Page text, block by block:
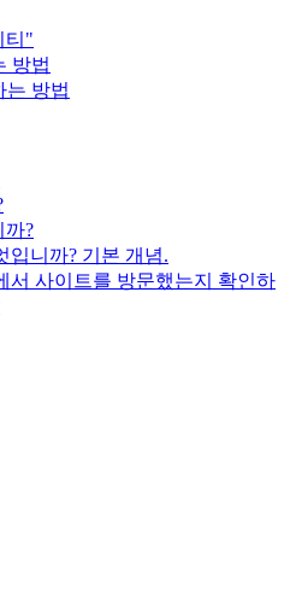
티"
방법
는 방법
까?
입니까? 기본 개념.
서 사이트를 방문했는지 확인하